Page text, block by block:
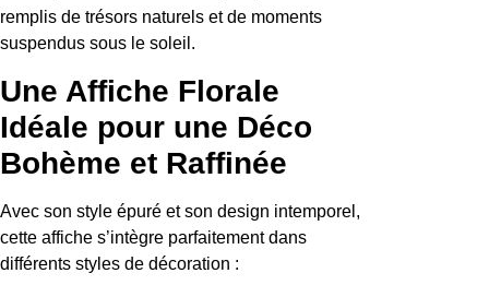
remplis de trésors naturels et de moments
suspendus sous le soleil.
Une Affiche Florale
Idéale pour une Déco
Bohème et Raffinée
Avec son style épuré et son design intemporel,
cette affiche s’intègre parfaitement dans
différents styles de décoration :